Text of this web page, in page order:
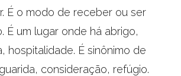
É o modo de receber ou ser
É um lugar onde há abrigo,
hospitalidade. É sinônimo de
consideração, refúgio.